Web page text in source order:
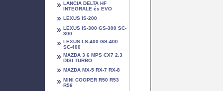
» LANCIA DELTA HF
INTEGRALE és EVO
» LEXUS IS-200
» LEXUS IS-300 GS-300 SC-
300
» LEXUS LS-400 GS-400
SC-400
» MAZDA 3 6 MPS CX7 2.3
DISI TURBO
» MAZDA MX-5 RX-7 RX-8
» MINI COOPER R50 R53
R56